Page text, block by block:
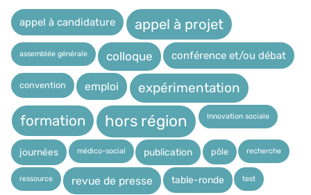
appel à candidature appel à projet
assemblée générale colloque conférence et/ou débat
convention emploi expérimentation
formation hors région Innovation sociale
journées médico-social publication pôle recherche
ressource revue de presse table-ronde test